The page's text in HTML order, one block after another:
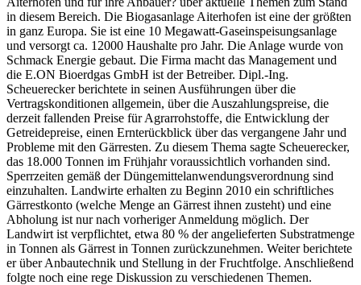
in diesem Bereich. Die Biogasanlage Aiterhofen ist eine der größten
in ganz Europa. Sie ist eine 10 Megawatt-Gaseinspeisungsanlage
und versorgt ca. 12000 Haushalte pro Jahr. Die Anlage wurde von
Schmack Energie gebaut. Die Firma macht das Management und
die E.ON Bioerdgas GmbH ist der Betreiber. Dipl.-Ing.
Scheuerecker berichtete in seinen Ausführungen über die
Vertragskonditionen allgemein, über die Auszahlungspreise, die
derzeit fallenden Preise für Agrarrohstoffe, die Entwicklung der
Getreidepreise, einen Ernterückblick über das vergangene Jahr und
Probleme mit den Gärresten. Zu diesem Thema sagte Scheuerecker,
das 18.000 Tonnen im Frühjahr voraussichtlich vorhanden sind.
Sperrzeiten gemäß der Düngemittelanwendungsverordnung sind
einzuhalten. Landwirte erhalten zu Beginn 2010 ein schriftliches
Gärrestkonto (welche Menge an Gärrest ihnen zusteht) und eine
Abholung ist nur nach vorheriger Anmeldung möglich. Der
Landwirt ist verpflichtet, etwa 80 % der angelieferten Substratmenge
in Tonnen als Gärrest in Tonnen zurückzunehmen. Weiter berichtete
er über Anbautechnik und Stellung in der Fruchtfolge. Anschließend
folgte noch eine rege Diskussion zu verschiedenen Themen.